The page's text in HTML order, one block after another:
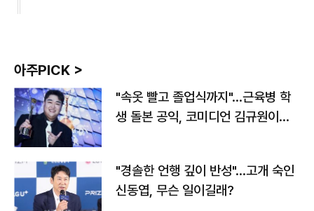
아주PICK >
"속옷 빨고 졸업식까지"…근육병 학
생 돌본 공익, 코미디언 김규원이었
"경솔한 언행 깊이 반성"…고개 숙인
신동엽, 무슨 일이길래?